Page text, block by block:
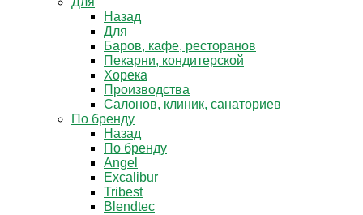
Назад
Для
Баров, кафе, ресторанов
Пекарни, кондитерской
Хорека
Производства
Салонов, клиник, санаториев
По бренду
Назад
По бренду
Angel
Excalibur
Tribest
Blendtec